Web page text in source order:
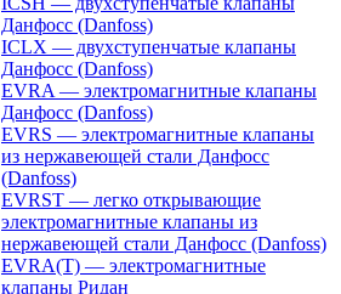
Данфосс (Danfoss)
ICLX — двухступенчатые клапаны
Данфосс (Danfoss)
EVRA — электромагнитные клапаны
Данфосс (Danfoss)
EVRS — электромагнитные клапаны
из нержавеющей стали Данфосс
(Danfoss)
EVRST — легко открывающие
электромагнитные клапаны из
нержавеющей стали Данфосс (Danfoss)
EVRA(T) — электромагнитные
клапаны Ридан